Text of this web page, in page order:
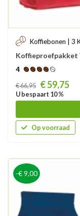
Koffiebonen | 3
Koffieproefpakket
4
Prijs
€ 66,95 € 59,75
U bespaart 10 %
Op voorraad
-€ 9,00